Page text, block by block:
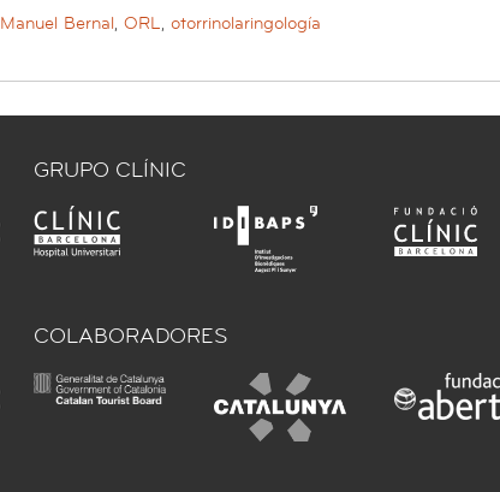
Manuel Bernal, ORL, otorrinolaringología
GRUPO CLÍNIC
COLABORADORES